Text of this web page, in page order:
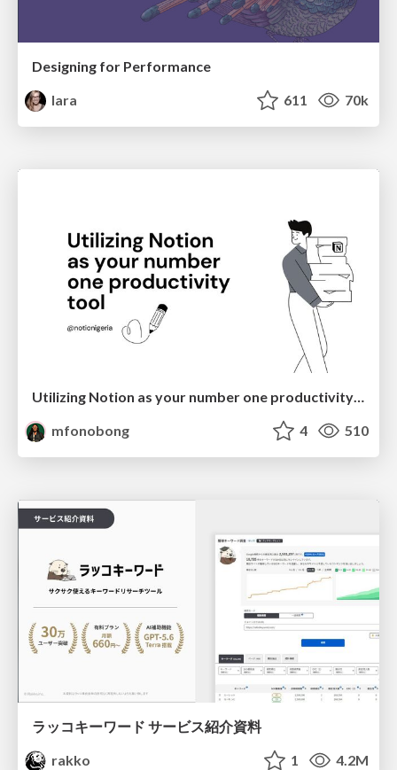
Designing for Performance
lara
611 70k
mfonobong
4 510
ラッコキーワード サービス紹介資料
rakko
1 4.2M